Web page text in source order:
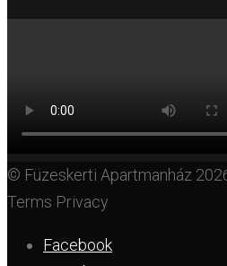
© Füzeskerti Apartmanház
Terms Privacy
Facebook